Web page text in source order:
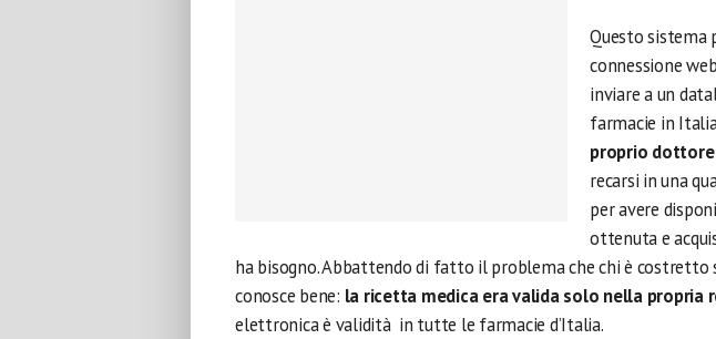
Questo
connessione
inviare a un
farmacie in
proprio dottore
recarsi in una
per avere
ottenuta e
ha bisogno. Abbattendo di fatto il problema che chi è costretto
conosce bene: la ricetta medica era valida solo nella propria
elettronica è validità in tutte le farmacie d’Italia.